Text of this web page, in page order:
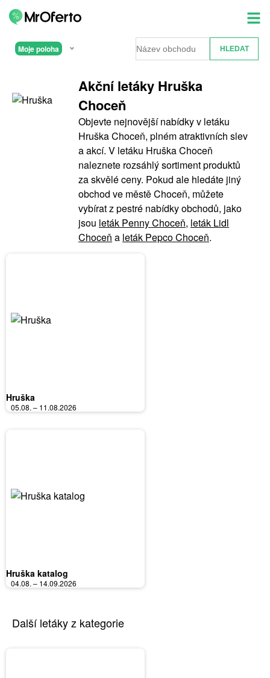
Moje poloha
Akční letáky Hruška
Choceň
Objevte nejnovější nabídky v letáku
Hruška Choceň, plném atraktivních slev
a akcí. V letáku Hruška Choceň
naleznete rozsáhlý sortiment produktů
za skvělé ceny. Pokud ale hledáte jiný
obchod ve městě Choceň, můžete
vybírat z pestré nabídky obchodů, jako
jsou leták Penny Choceň, leták Lidl
Choceň a leták Pepco Choceň.
Hruška
05.08. – 11.08.2026
Hruška katalog
04.08. – 14.09.2026
Další letáky z kategorie